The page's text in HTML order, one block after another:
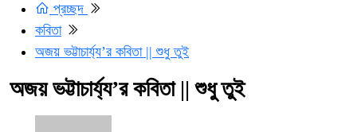
প্রচ্ছদ
কবিতা
অজয় ভট্টাচার্য্য’র কবিতা || শুধু তুই
অজয় ভট্টাচার্য্য’র কবিতা || শুধু তুই